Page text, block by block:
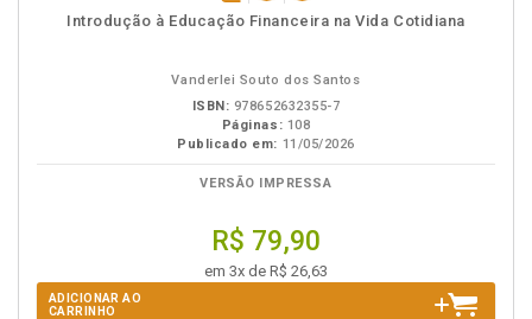
disponívelDisponível
páginas
Introdução à Educação Financeira na Vida Cotidiana
Vanderlei Souto dos Santos
ISBN: 978652632355-7
Páginas: 108
Publicado em: 11/05/2026
VERSÃO IMPRESSA
R$ 79,90
em 3x de R$ 26,63
ADICIONAR AO
CARRINHO